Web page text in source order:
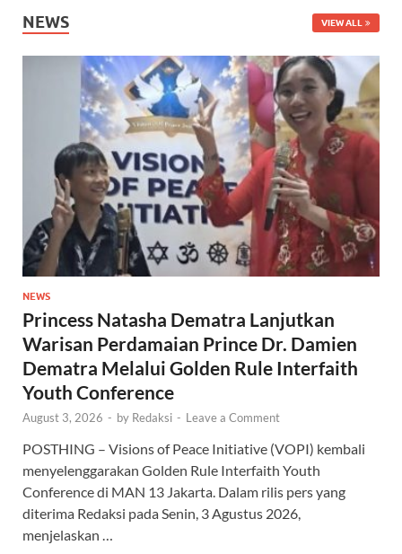
NEWS VIEW ALL
NEWS
Princess Natasha Dematra Lanjutkan
Warisan Perdamaian Prince Dr. Damien
Dematra Melalui Golden Rule Interfaith
Youth Conference
August 3, 2026 - by Redaksi - Leave a Comment
POSTHING – Visions of Peace Initiative (VOPI) kembali
menyelenggarakan Golden Rule Interfaith Youth
Conference di MAN 13 Jakarta. Dalam rilis pers yang
diterima Redaksi pada Senin, 3 Agustus 2026,
menjelaskan …